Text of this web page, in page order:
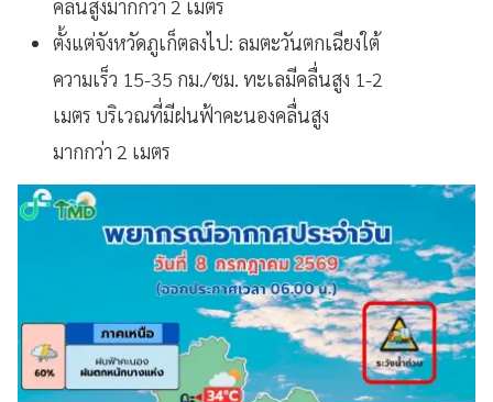
คลื่นสูงมากกว่า 2 เมตร
ตั้งแต่จังหวัดภูเก็ตลงไป: ลมตะวันตกเฉียงใต้
ความเร็ว 15-35 กม./ชม. ทะเลมีคลื่นสูง 1-2
เมตร บริเวณที่มีฝนฟ้าคะนองคลื่นสูง
มากกว่า 2 เมตร